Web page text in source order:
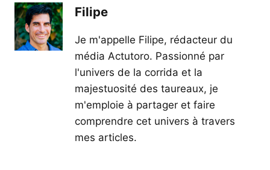
Filipe
Je m'appelle Filipe, rédacteur du
média Actutoro. Passionné par
l'univers de la corrida et la
majestuosité des taureaux, je
m'emploie à partager et faire
comprendre cet univers à travers
mes articles.